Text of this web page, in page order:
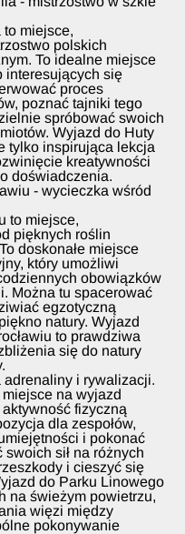
to miejsce,
polskich
To idealne miejsce
interesujących się
proces
poznać tajniki tego
spróbować swoich
Wyjazd do Huty
tylko inspirująca lekcja
kreatywności
doświadczenia.
- wycieczka wśród
to miejsce,
pięknych roślin
doskonałe miejsce
który umożliwi
obowiązków
Można tu spacerować
egzotyczną
natury. Wyjazd
to prawdziwa
się do natury
adrenaliny i rywalizacji.
na wyjazd
fizyczną
dla zespołów,
i pokonać
sił na różnych
i cieszyć się
do Parku Linowego
na świeżym powietrzu,
więzi między
pokonywanie